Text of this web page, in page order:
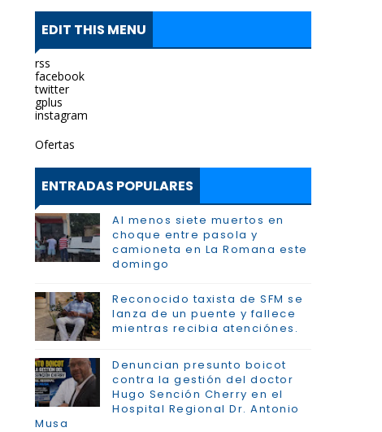
EDIT THIS MENU
rss
facebook
twitter
gplus
instagram
Ofertas
ENTRADAS POPULARES
Al menos siete muertos en
choque entre pasola y
camioneta en La Romana este
domingo
Reconocido taxista de SFM se
lanza de un puente y fallece
mientras recibia atenciónes.
Denuncian presunto boicot
contra la gestión del doctor
Hugo Sención Cherry en el
Hospital Regional Dr. Antonio
Musa